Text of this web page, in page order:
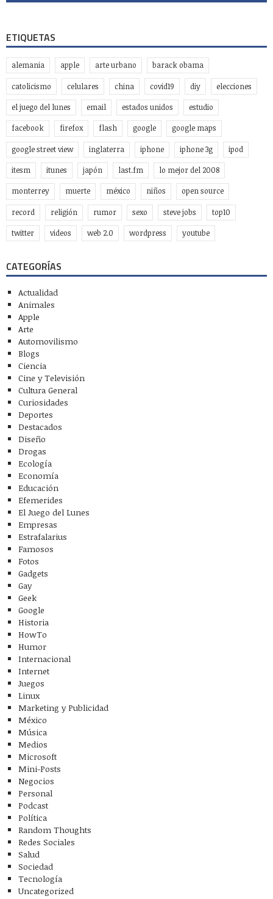
ETIQUETAS
alemania apple arte urbano barack obama
catolicismo celulares china covid19 diy elecciones
el juego del lunes email estados unidos estudio
facebook firefox flash google google maps
google street view inglaterra iphone iphone 3g ipod
itesm itunes japón last.fm lo mejor del 2008
monterrey muerte méxico niños open source
record religión rumor sexo steve jobs top10
twitter videos web 2.0 wordpress youtube
CATEGORÍAS
Actualidad
Animales
Apple
Arte
Automovilismo
Blogs
Ciencia
Cine y Televisión
Cultura General
Curiosidades
Deportes
Destacados
Diseño
Drogas
Ecología
Economía
Educación
Efemerides
El Juego del Lunes
Empresas
Estrafalarius
Famosos
Fotos
Gadgets
Gay
Geek
Google
Historia
HowTo
Humor
Internacional
Internet
Juegos
Linux
Marketing y Publicidad
México
Música
Medios
Microsoft
Mini-Posts
Negocios
Personal
Podcast
Política
Random Thoughts
Redes Sociales
Salud
Sociedad
Tecnología
Uncategorized